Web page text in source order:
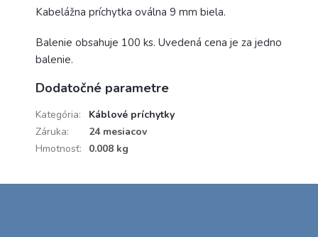
Kabelážna príchytka oválna 9 mm biela.
Balenie obsahuje 100 ks. Uvedená cena je za jedno
balenie.
Dodatočné parametre
Kategória:
Káblové príchytky
Záruka:
24 mesiacov
Hmotnosť: 0.008 kg